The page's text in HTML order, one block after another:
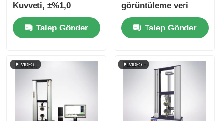
Kuvveti, ±%1,0
Doğruluk ve 800mm
Etkin Çekme Stroku
ile Bükülme Dayanımı
Talep Gönder
görüntüleme veri
depolama fonksiyonu
ve ± 0,5% doğruluk ile
germe dayanıklılığı
Talep Gönder